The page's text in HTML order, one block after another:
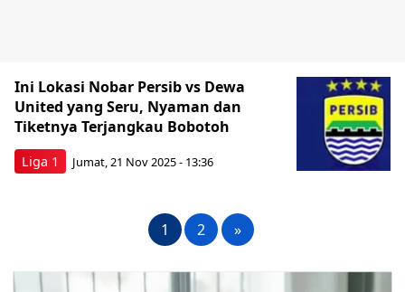
Liga 1
Ini Lokasi Nobar Persib vs Dewa
United yang Seru, Nyaman dan
Tiketnya Terjangkau Bobotoh
Jumat, 21 Nov 2025 - 13:36
1 2 »